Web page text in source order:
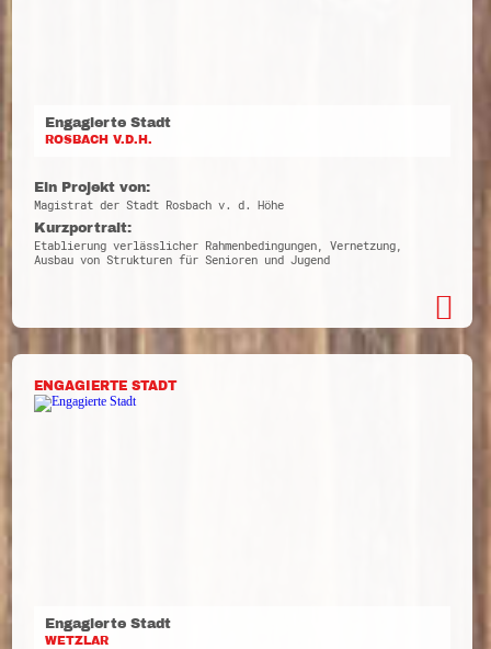
Engagierte Stadt
ROSBACH V.D.H.
Ein Projekt von:
Magistrat der Stadt Rosbach v. d. Höhe
Kurzportrait:
Etablierung verlässlicher Rahmenbedingungen, Vernetzung,
Ausbau von Strukturen für Senioren und Jugend
ENGAGIERTE STADT
Engagierte Stadt
WETZLAR